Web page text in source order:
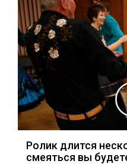
Ролик длится
смеяться вы